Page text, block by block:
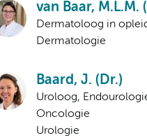
van Baar, M.L.M.
Dermatoloog in
Dermatologie
Baard, J. (Dr.)
Uroloog,
Oncologie
Urologie